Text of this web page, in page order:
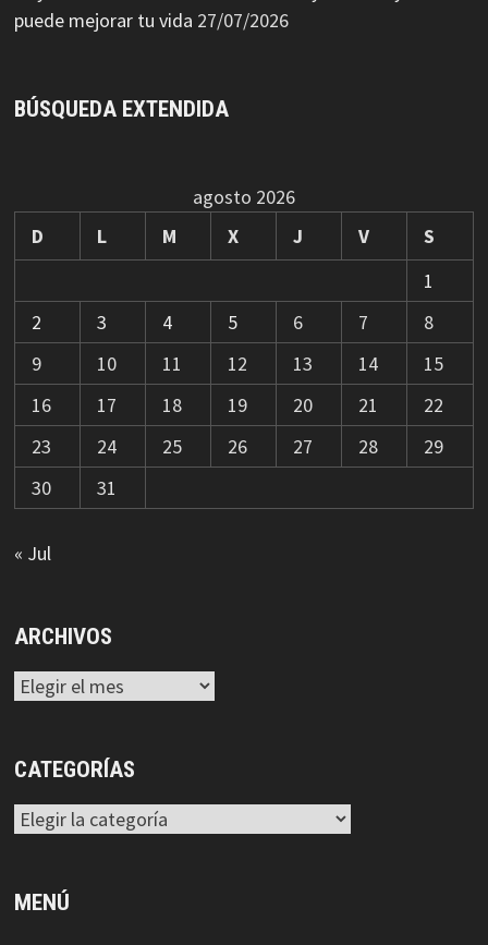
puede mejorar tu vida 27/07/2026
BÚSQUEDA EXTENDIDA
agosto 2026
D
L M X J V
S
1
2
3 4 5 6 7
8
9
10 11 12 13 14
15
16
17 18 19 20 21
22
23
24 25 26 27 28
29
30
31
« Jul
ARCHIVOS
Archivos
CATEGORÍAS
Categorías
MENÚ